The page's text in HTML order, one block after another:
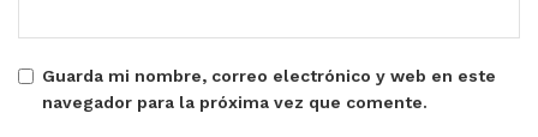
Guarda mi nombre, correo electrónico y web en este
navegador para la próxima vez que comente.